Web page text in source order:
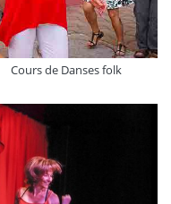
Cours de Danses folk